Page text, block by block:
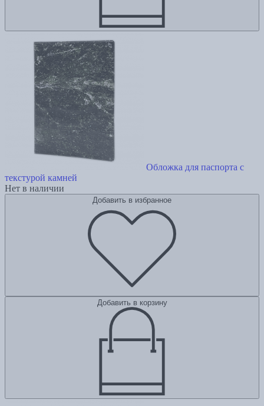
Обложка для паспорта с
текстурой камней
Нет в наличии
Добавить в избранное
Добавить в корзину